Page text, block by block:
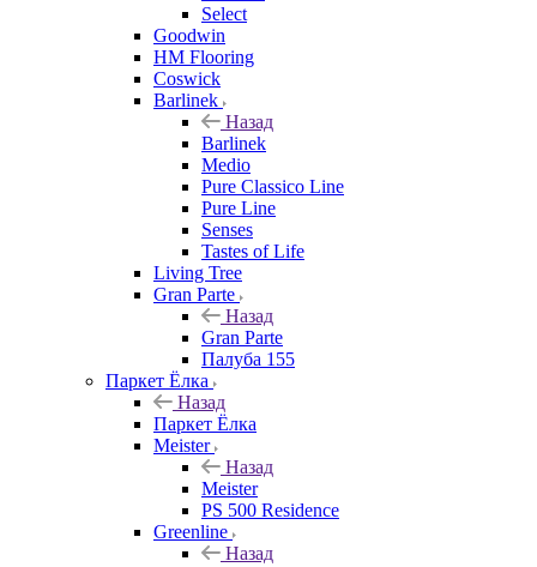
Select
Goodwin
HM Flooring
Coswick
Barlinek
Назад
Barlinek
Medio
Pure Classico Line
Pure Line
Senses
Tastes of Life
Living Tree
Gran Parte
Назад
Gran Parte
Палуба 155
Паркет Ёлка
Назад
Паркет Ёлка
Meister
Назад
Meister
PS 500 Residence
Greenline
Назад